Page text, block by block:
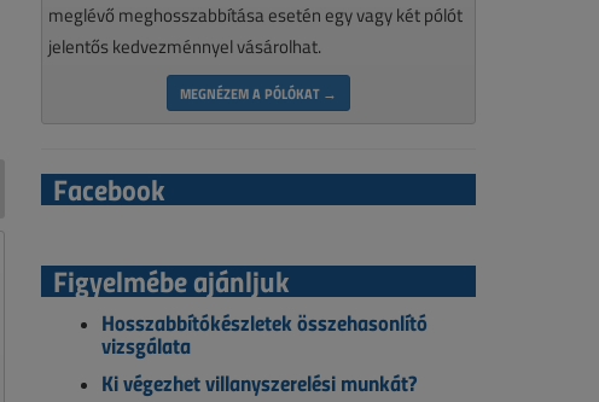
meglévő meghosszabbítása esetén egy vagy két pólót
jelentős kedvezménnyel vásárolhat.
MEGNÉZEM A PÓLÓKAT →
Facebook
Figyelmébe ajánljuk
Hosszabbítókészletek összehasonlító
vizsgálata
Ki végezhet villanyszerelési munkát?